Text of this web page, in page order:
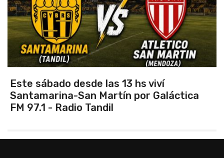
Este sábado desde las 13 hs viví
Santamarina-San Martín por Galáctica
FM 97.1 - Radio Tandil